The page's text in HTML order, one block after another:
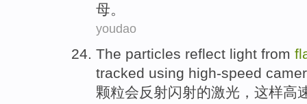
母。
youdao
The particles reflect light from
tracked using high-speed
颗粒会反射闪射的激光 ， 这样高